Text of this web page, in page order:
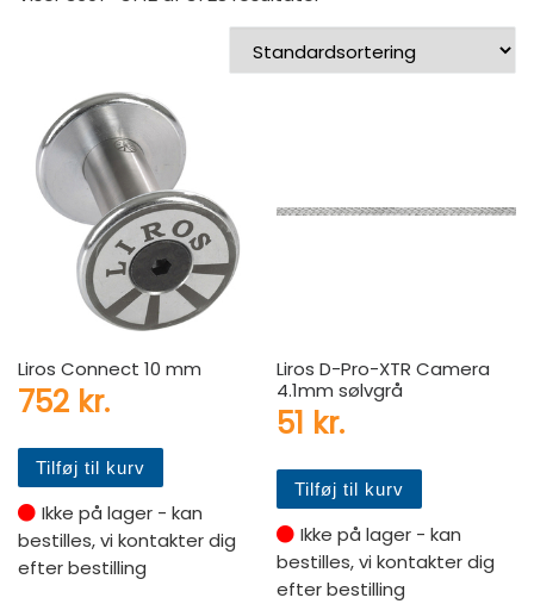
Liros Connect 10 mm
752 kr.
Tilføj til kurv
Ikke på lager - kan
bestilles, vi kontakter dig
efter bestilling
Liros D-Pro-XTR Camera
4.1mm sølvgrå
51 kr.
Tilføj til kurv
Ikke på lager - kan
bestilles, vi kontakter dig
efter bestilling